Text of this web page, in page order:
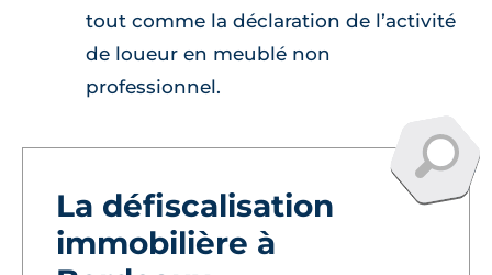
tout comme la déclaration de l’activité
de loueur en meublé non
professionnel.
La défiscalisation
immobilière à